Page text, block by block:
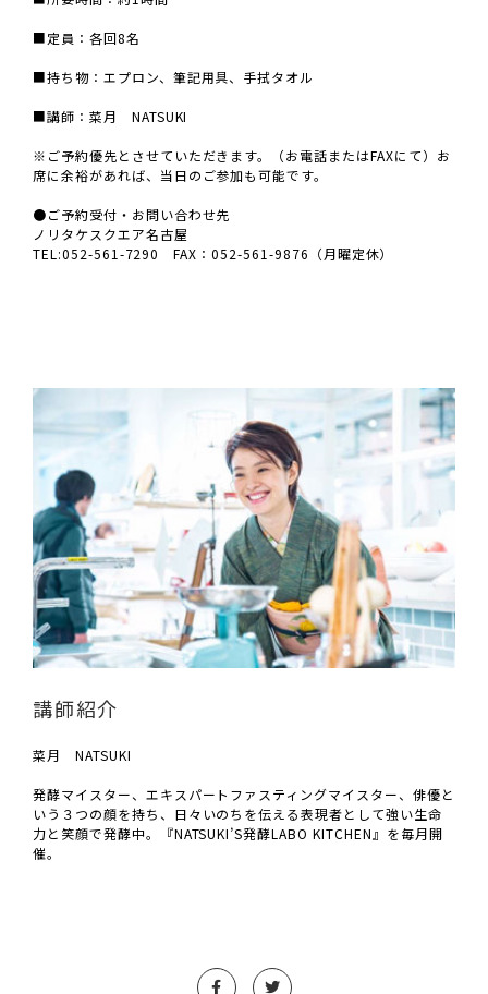
■定員：各回8名
■持ち物：エプロン、筆記用具、手拭タオル
■講師：菜月 NATSUKI
※ご予約優先とさせていただきます。（お電話またはFAXにて）お
席に余裕があれば、当日のご参加も可能です。
●ご予約受付・お問い合わせ先
ノリタケスクエア名古屋
TEL:052-561-7290 FAX：052-561-9876（月曜定休）
講師紹介
菜月 NATSUKI
発酵マイスター、エキスパートファスティングマイスター、俳優と
いう３つの顔を持ち、日々いのちを伝える表現者として強い生命
力と笑顔で発酵中。『NATSUKI’S発酵LABO KITCHEN』を毎月開
催。